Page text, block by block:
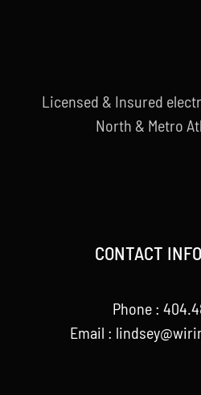
Licensed & Insured
North & Metro
CONTACT
Phone :
Email :